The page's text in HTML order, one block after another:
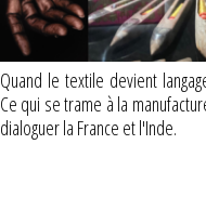
Quand le textile devient
Ce qui se trame à la
dialoguer la France et l'Inde.